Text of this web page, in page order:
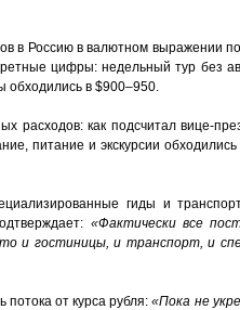
в Россию в валютном
цифры: недельный тур без
обходились в $900–950.
расходов: как подсчитал вице-
питание и экскурсии
гиды и
«Фактически все
и гостиницы, и транспорт, и
потока от курса рубля:«Пока не